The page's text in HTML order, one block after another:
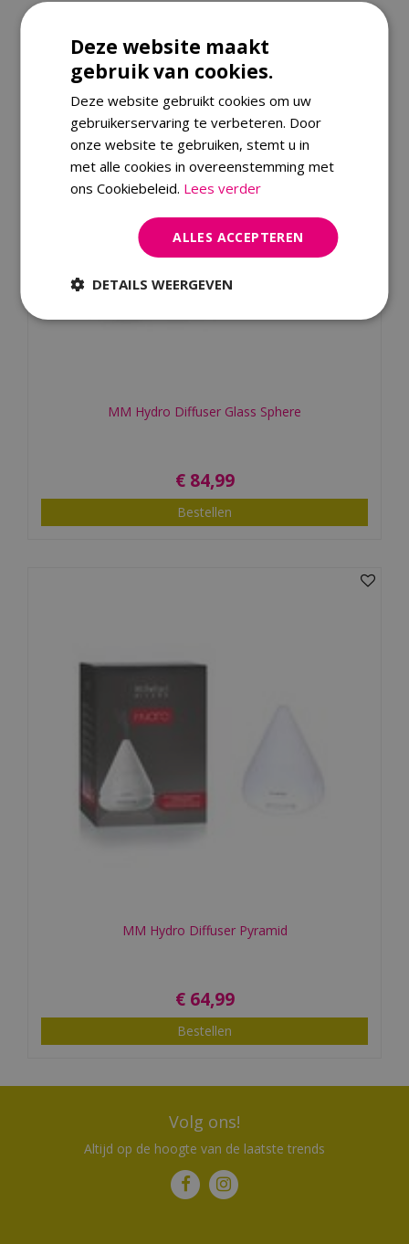
MM Hydro Diffuser Glass Sphere
€ 84,99
Bestellen
MM Hydro Diffuser Pyramid
€ 64,99
Bestellen
Volg ons!
Altijd op de hoogte van de laatste trends
Deze website maakt
gebruik van cookies.
Deze website gebruikt cookies om uw
gebruikerservaring te verbeteren. Door
onze website te gebruiken, stemt u in
met alle cookies in overeenstemming met
ons Cookiebeleid. Lees verder
ALLES ACCEPTEREN
DETAILS WEERGEVEN